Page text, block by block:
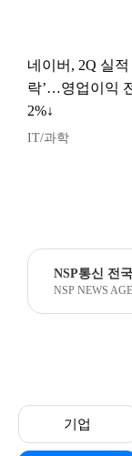
네이버, 2Q 실적
락’…영업이익
2%↓
IT/과학
NSP통신 전
NSP NEWS
기업